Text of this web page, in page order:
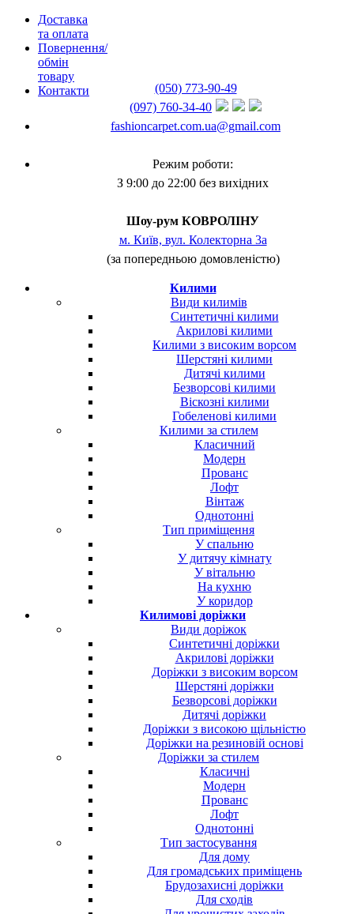
Доставка
та оплата
Повернення/
обмін
товару
Контакти
(050) 773-90-49
(097) 760-34-40
fashioncarpet.com.ua@gmail.com
Режим роботи:
З 9:00 до 22:00 без вихідних
Шоу-рум КОВРОЛІНУ
м. Київ, вул. Колекторна 3а
(за попередньою домовленістю)
Килими
Види килимів
Синтетичні килими
Акрилові килими
Килими з високим ворсом
Шерстяні килими
Дитячі килими
Безворсові килими
Віскозні килими
Гобеленові килими
Килими за стилем
Класичний
Модерн
Прованс
Лофт
Вінтаж
Однотонні
Тип приміщення
У спальню
У дитячу кімнату
У вітальню
На кухню
У коридор
Килимові доріжки
Види доріжок
Синтетичні доріжки
Акрилові доріжки
Доріжки з високим ворсом
Шерстяні доріжки
Безворсові доріжки
Дитячі доріжки
Доріжки з високою щільністю
Доріжки на резиновій основі
Доріжки за стилем
Класичні
Модерн
Прованс
Лофт
Однотонні
Тип застосування
Для дому
Для громадських приміщень
Брудозахисні доріжки
Для сходів